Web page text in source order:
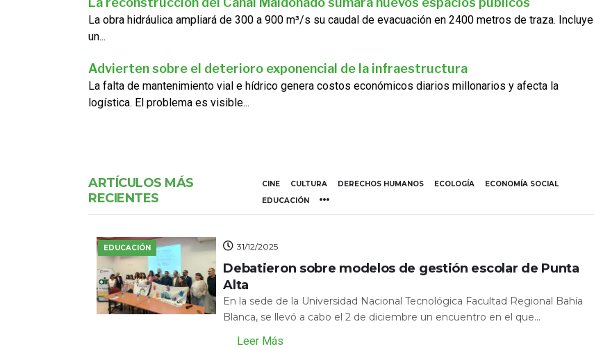
La obra hidráulica ampliará de 300 a 900 m³/s su caudal de evacuación en 2400 metros de traza. Incluye
un...
Advierten sobre el deterioro exponencial de la infraestructura
La falta de mantenimiento vial e hídrico genera costos económicos diarios millonarios y afecta la
logística. El problema es visible...
ARTÍCULOS MÁS
RECIENTES
CINE CULTURA DERECHOS HUMANOS ECOLOGÍA
ECONOMÍA SOCIAL
EDUCACIÓN
EDUCACIÓN 31/12/2025
Debatieron sobre modelos de gestión escolar de Punta
Alta
En la sede de la Universidad Nacional Tecnológica Facultad Regional Bahía
Blanca, se llevó a cabo el 2 de diciembre un encuentro en el que...
Leer Más